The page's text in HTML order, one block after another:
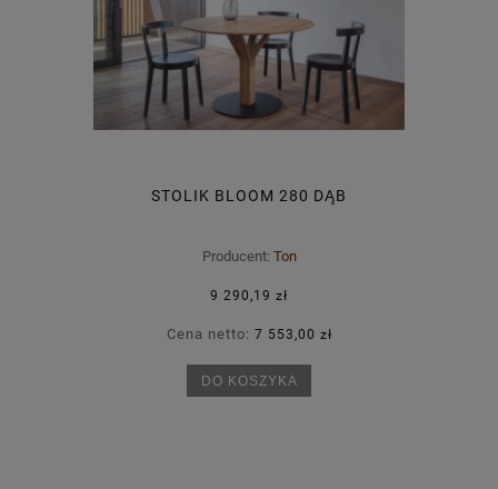
STOLIK BLOOM 280 DĄB
Producent: Ton
9 290,19 zł
Cena netto: 7 553,00 zł
DO KOSZYKA